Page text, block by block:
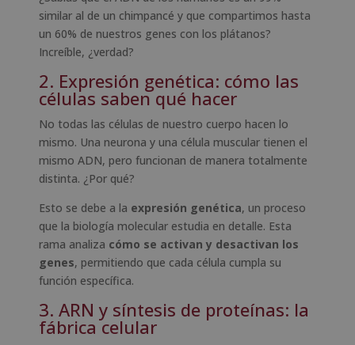
similar al de un chimpancé y que compartimos hasta
un 60% de nuestros genes con los plátanos?
Increíble, ¿verdad?
2. Expresión genética: cómo las
células saben qué hacer
No todas las células de nuestro cuerpo hacen lo
mismo. Una neurona y una célula muscular tienen el
mismo ADN, pero funcionan de manera totalmente
distinta. ¿Por qué?
Esto se debe a la expresión genética, un proceso
que la biología molecular estudia en detalle. Esta
rama analiza cómo se activan y desactivan los
genes, permitiendo que cada célula cumpla su
función específica.
3. ARN y síntesis de proteínas: la
fábrica celular